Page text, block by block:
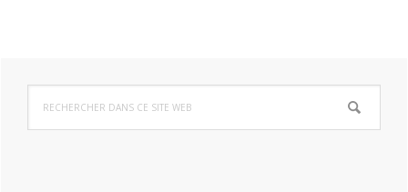
Barre
latérale
dans
ce